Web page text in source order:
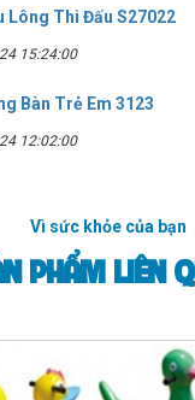
Lông Thi Đấu S27022
15:24:00
Bàn Trẻ Em 3123
12:02:00
Vì sức khỏe của bạn
PHẨM LIÊN